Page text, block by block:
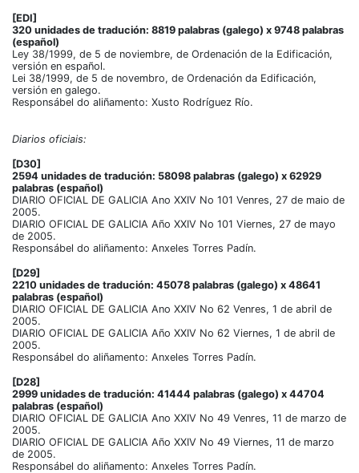
[EDI]
320 unidades de tradución: 8819 palabras (galego) x 9748 palabras
(español)
Ley 38/1999, de 5 de noviembre, de Ordenación de la Edificación,
versión en español.
Lei 38/1999, de 5 de novembro, de Ordenación da Edificación,
versión en galego.
Responsábel do aliñamento: Xusto Rodríguez Río.
Diarios oficiais:
[D30]
2594 unidades de tradución: 58098 palabras (galego) x 62929
palabras (español)
DIARIO OFICIAL DE GALICIA Ano XXIV No 101 Venres, 27 de maio de
2005.
DIARIO OFICIAL DE GALICIA Año XXIV No 101 Viernes, 27 de mayo
de 2005.
Responsábel do aliñamento: Anxeles Torres Padín.
[D29]
2210 unidades de tradución: 45078 palabras (galego) x 48641
palabras (español)
DIARIO OFICIAL DE GALICIA Ano XXIV No 62 Venres, 1 de abril de
2005.
DIARIO OFICIAL DE GALICIA Año XXIV No 62 Viernes, 1 de abril de
2005.
Responsábel do aliñamento: Anxeles Torres Padín.
[D28]
2999 unidades de tradución: 41444 palabras (galego) x 44704
palabras (español)
DIARIO OFICIAL DE GALICIA Ano XXIV No 49 Venres, 11 de marzo de
2005.
DIARIO OFICIAL DE GALICIA Año XXIV No 49 Viernes, 11 de marzo
de 2005.
Responsábel do aliñamento: Anxeles Torres Padín.